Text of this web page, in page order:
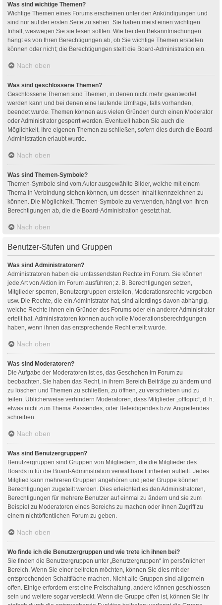
Was sind wichtige Themen?
Wichtige Themen eines Forums erscheinen unter den Ankündigungen und
sind nur auf der ersten Seite zu sehen. Sie haben meist einen wichtigen
Inhalt, weswegen Sie sie lesen sollten. Wie bei den Bekanntmachungen
hängt es von Ihren Berechtigungen ab, ob Sie wichtige Themen erstellen
können oder nicht; die Berechtigungen stellt die Board-Administration ein.
Nach oben
Was sind geschlossene Themen?
Geschlossene Themen sind Themen, in denen nicht mehr geantwortet
werden kann und bei denen eine laufende Umfrage, falls vorhanden,
beendet wurde. Themen können aus vielen Gründen durch einen Moderator
oder Administrator gesperrt werden. Eventuell haben Sie auch die
Möglichkeit, Ihre eigenen Themen zu schließen, sofern dies durch die Board-
Administration erlaubt wurde.
Nach oben
Was sind Themen-Symbole?
Themen-Symbole sind vom Autor ausgewählte Bilder, welche mit einem
Thema in Verbindung stehen können, um dessen Inhalt kennzeichnen zu
können. Die Möglichkeit, Themen-Symbole zu verwenden, hängt von Ihren
Berechtigungen ab, die die Board-Administration gesetzt hat.
Nach oben
Benutzer-Stufen und Gruppen
Was sind Administratoren?
Administratoren haben die umfassendsten Rechte im Forum. Sie können
jede Art von Aktion im Forum ausführen; z. B. Berechtigungen setzen,
Mitglieder sperren, Benutzergruppen erstellen, Moderationsrechte vergeben
usw. Die Rechte, die ein Administrator hat, sind allerdings davon abhängig,
welche Rechte ihnen ein Gründer des Forums oder ein anderer Administrator
erteilt hat. Administratoren können auch volle Moderationsberechtigungen
haben, wenn ihnen das entsprechende Recht erteilt wurde.
Nach oben
Was sind Moderatoren?
Die Aufgabe der Moderatoren ist es, das Geschehen im Forum zu
beobachten. Sie haben das Recht, in ihrem Bereich Beiträge zu ändern und
zu löschen und Themen zu schließen, zu öffnen, zu verschieben und zu
teilen. Üblicherweise verhindern Moderatoren, dass Mitglieder „offtopic“, d. h.
etwas nicht zum Thema Passendes, oder Beleidigendes bzw. Angreifendes
schreiben.
Nach oben
Was sind Benutzergruppen?
Benutzergruppen sind Gruppen von Mitgliedern, die die Mitglieder des
Boards in für die Board-Administration verwaltbare Einheiten aufteilt. Jedes
Mitglied kann mehreren Gruppen angehören und jeder Gruppe können
Berechtigungen zugeteilt werden. Dies erleichtert es den Administratoren,
Berechtigungen für mehrere Benutzer auf einmal zu ändern und sie zum
Beispiel zu Moderatoren eines Bereichs zu machen oder ihnen Zugriff zu
einem nichtöffentlichen Forum zu geben.
Nach oben
Wo finde ich die Benutzergruppen und wie trete ich ihnen bei?
Sie finden die Benutzergruppen unter „Benutzergruppen“ im persönlichen
Bereich. Wenn Sie einer beitreten möchten, können Sie dies mit der
entsprechenden Schaltfläche machen. Nicht alle Gruppen sind allgemein
offen. Einige erfordern erst eine Freischaltung, andere können geschlossen
sein und weitere sogar versteckt. Wenn die Gruppe offen ist, können Sie ihr